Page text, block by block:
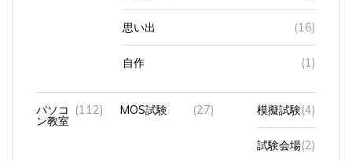
思い出 (16)
自作 (1)
パソコ (112) MOS試験 (27) 模擬試験(4)
試験会場(2)